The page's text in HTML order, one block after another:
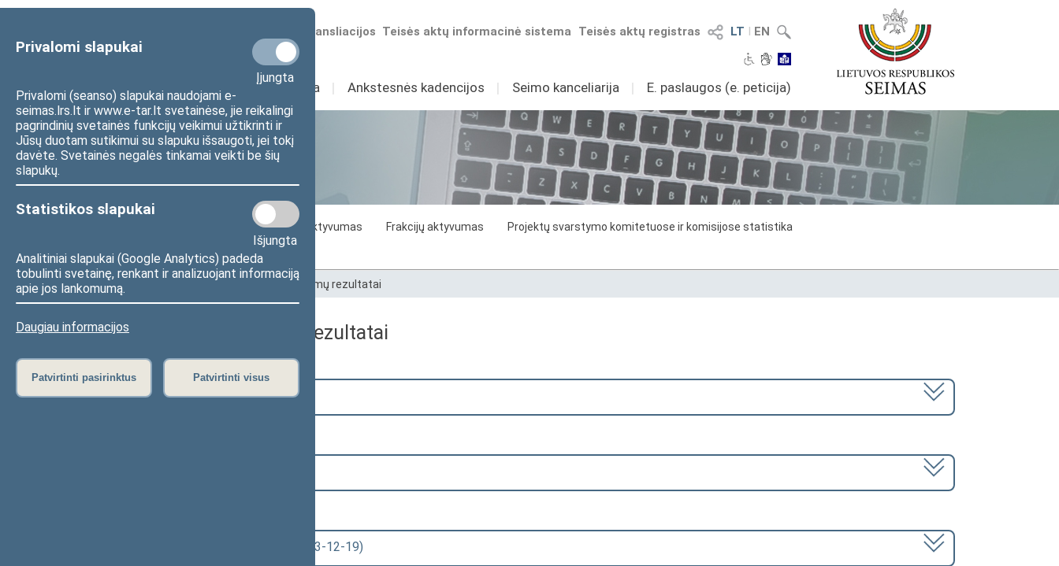
Privalomi slapukai
Įjungta
Privalomi (seanso) slapukai naudojami e-
seimas.lrs.lt ir www.e-tar.lt svetainėse, jie reikalingi
pagrindinių svetainės funkcijų veikimui užtikrinti ir
Jūsų duotam sutikimui su slapuku išsaugoti, jei tokį
davėte. Svetainės negalės tinkamai veikti be šių
slapukų.
Statistikos slapukai
Išjungta
Analitiniai slapukai (Google Analytics) padeda
tobulinti svetainę, renkant ir analizuojant informaciją
apie jos lankomumą.
Daugiau informacijos
Patvirtinti pasirinktus Patvirtinti visus
LT I EN
Teisės aktų registras
Teisės aktų informacinė sistema
Numatomos transliacijos
Sudėtis Veikla I Ankstesnės kadencijos I Seimo kanceliarija I E. paslaugos (e. peticija)
Statistika
Seimo narių aktyvumas Frakcijų aktyvumas
Projektų svarstymo komitetuose ir komisijose statistika
Seimo narių balsavimų rezultatai
Pradžia Seimo narių balsavimų rezultatai
Seimo narių balsavimų rezultatai
Pasirinkite kadenciją:
2020–2024 metų kadencija
Seimo vakarinis posėdis Nr. 338 (2023-12-19)